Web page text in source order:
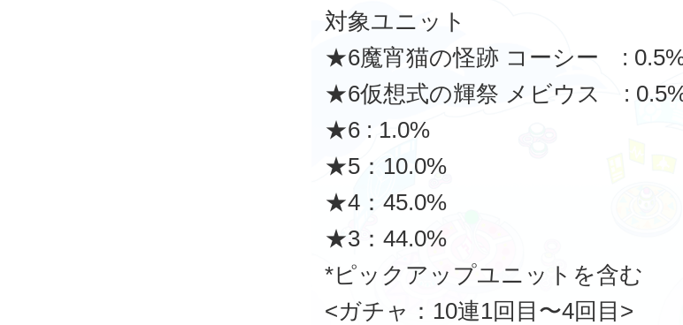
対象ユニット
★6魔宵猫の怪跡 コーシー :
★6仮想式の輝祭 メビウス :
★6 : 1.0%
★5：10.0%
★4：45.0%
★3：44.0%
*ピックアップユニットを含む
<ガチャ：10連1回目〜4回目>